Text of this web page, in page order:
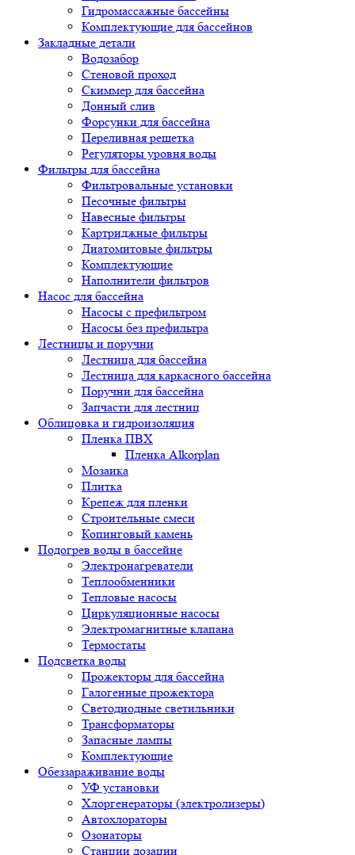
Гидромассажные бассейны
Комплектующие для бассейнов
Закладные детали
Водозабор
Стеновой проход
Скиммер для бассейна
Донный слив
Форсунки для бассейна
Переливная решетка
Регуляторы уровня воды
Фильтры для бассейна
Фильтровальные установки
Песочные фильтры
Навесные фильтры
Картриджные фильтры
Диатомитовые фильтры
Комплектующие
Наполнители фильтров
Насос для бассейна
Насосы с префильтром
Насосы без префильтра
Лестницы и поручни
Лестница для бассейна
Лестница для каркасного бассейна
Поручни для бассейна
Запчасти для лестниц
Облицовка и гидроизоляция
Пленка ПВХ
Пленка Alkorplan
Мозаика
Плитка
Крепеж для пленки
Строительные смеси
Копинговый камень
Подогрев воды в бассейне
Электронагреватели
Теплообменники
Тепловые насосы
Циркуляционные насосы
Электромагнитные клапана
Термостаты
Подсветка воды
Прожекторы для бассейна
Галогенные прожектора
Светодиодные светильники
Трансформаторы
Запасные лампы
Комплектующие
Обеззараживание воды
УФ установки
Хлоргенераторы (электролизеры)
Автохлораторы
Озонаторы
Станции дозации